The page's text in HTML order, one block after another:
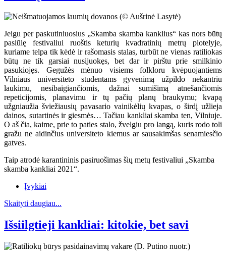
Jeigu per paskutiniuosius „Skamba skamba kanklius“ kas nors būtų
pasiūlę festivaliui ruoštis keturių kvadratinių metrų plotelyje,
kuriame telpa tik kėdė ir rašomasis stalas, turbūt ne vienas ratiliokas
būtų ne tik garsiai nusijuokęs, bet dar ir pirštu prie smilkinio
pasukiojęs. Gegužės mėnuo visiems folkloru kvėpuojantiems
Vilniaus universiteto studentams gyvenimą užpildo nekantriu
laukimu, nesibaigiančiomis, dažnai sumišimą atnešančiomis
repeticijomis, planavimu ir tų pačių planų braukymu; kvapą
užgniaužia šviežiausių pavasario vainikėlių kvapas, o širdį užlieja
dainos, sutartinės ir giesmės… Tačiau kankliai skamba ten, Vilniuje.
O aš čia, kaime, prie to paties stalo, žvelgiu pro langą, kuris rodo toli
gražu ne aidinčius universiteto kiemus ar sausakimšas senamiesčio
gatves.
Taip atrodė karantininis pasiruošimas šių metų festivaliui „Skamba
skamba kankliai 2021“.
Įvykiai
Skaityti daugiau...
Išsiilgtieji kankliai: kitokie, bet savi